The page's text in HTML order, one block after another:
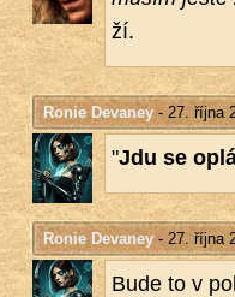
ží.
Ronie Devaney- 27. října
"Jdu se
Ronie Devaney- 27. října
Bude to v